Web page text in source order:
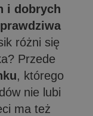
i dobrych
różni się
Przede
, którego
nie lubi
ma też